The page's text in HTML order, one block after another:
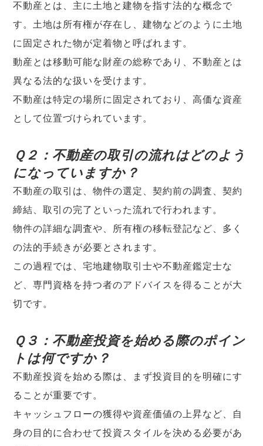
不動産とは、主に土地と建物を指す法的な概念で
す。土地は所有権が存在し、建物などのように土地
に固定された物が定着物と呼ばれます。
動産とは移動可能な財産の総称であり、不動産とは
異なる法的な扱いを受けます。
不動産は特定の場所に固定されており、高価な資産
として位置づけられています。
Ｑ２：不動産の取引の流れはどのよう
になっていますか？
不動産の取引は、物件の選定、契約前の調査、契約
締結、取引の完了といった流れで行われます。
物件の詳細な調査や、所有権の移転登記など、多く
の法的手続きが必要とされます。
この過程では、宅地建物取引士や不動産鑑定士な
ど、専門資格を持つ者のアドバイスを得ることが大
切です。
Ｑ３：不動産投資を始める際のポイン
トは何ですか？
不動産投資を始める際は、まず投資目的を明確にす
ることが重要です。
キャッシュフローの獲得や資産価値の上昇など、自
身の目的に合わせて投資スタイルを決める必要があ